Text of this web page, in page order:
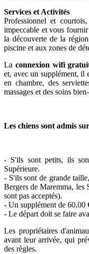
Services et Activités
Professionnel et
impeccable et vous
la découverte de la
piscine et aux zones de
La connexion wifi
et, avec un supplément, il
en chambre, des
massages et des soins
Les chiens sont admis
- S'ils sont petits, ils
Supérieure.
- S'ils sont de grande
Bergers de Maremma, les
sont pas acceptés).
- Un supplément de 60,00
- Le départ doit se faire
Les propriétaires
avant leur arrivée, qui
des règles.